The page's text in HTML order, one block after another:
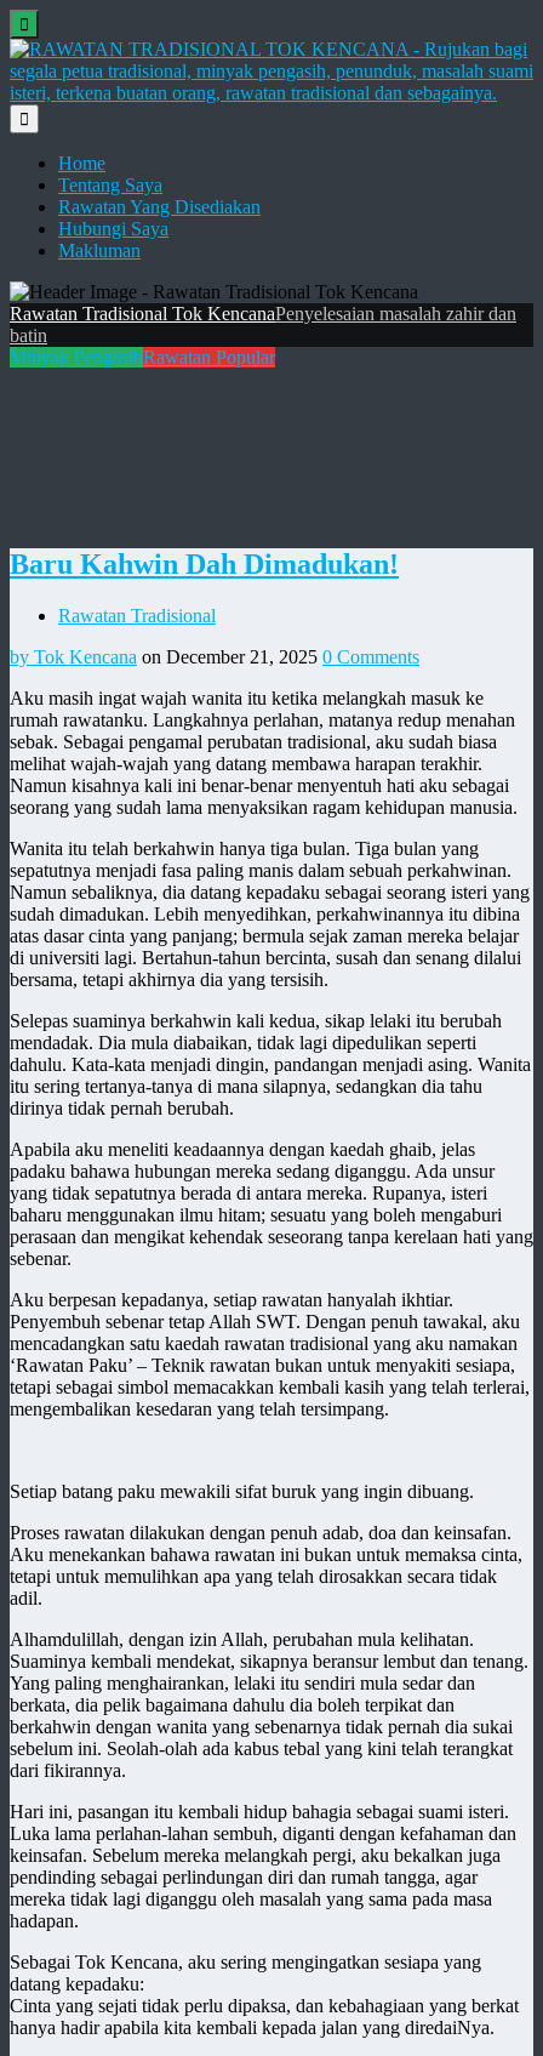
Home
Tentang Saya
Rawatan Yang Disediakan
Hubungi Saya
Makluman
Rawatan Tradisional Tok KencanaPenyelesaian masalah zahir dan
batin
Minyak PengasihRawatan Popular
Baru Kahwin Dah Dimadukan!
Rawatan Tradisional
by Tok Kencana on December 21, 2025 0 Comments
Aku masih ingat wajah wanita itu ketika melangkah masuk ke
rumah rawatanku. Langkahnya perlahan, matanya redup menahan
sebak. Sebagai pengamal perubatan tradisional, aku sudah biasa
melihat wajah-wajah yang datang membawa harapan terakhir.
Namun kisahnya kali ini benar-benar menyentuh hati aku sebagai
seorang yang sudah lama menyaksikan ragam kehidupan manusia.
Wanita itu telah berkahwin hanya tiga bulan. Tiga bulan yang
sepatutnya menjadi fasa paling manis dalam sebuah perkahwinan.
Namun sebaliknya, dia datang kepadaku sebagai seorang isteri yang
sudah dimadukan. Lebih menyedihkan, perkahwinannya itu dibina
atas dasar cinta yang panjang; bermula sejak zaman mereka belajar
di universiti lagi. Bertahun-tahun bercinta, susah dan senang dilalui
bersama, tetapi akhirnya dia yang tersisih.
Selepas suaminya berkahwin kali kedua, sikap lelaki itu berubah
mendadak. Dia mula diabaikan, tidak lagi dipedulikan seperti
dahulu. Kata-kata menjadi dingin, pandangan menjadi asing. Wanita
itu sering tertanya-tanya di mana silapnya, sedangkan dia tahu
dirinya tidak pernah berubah.
Apabila aku meneliti keadaannya dengan kaedah ghaib, jelas
padaku bahawa hubungan mereka sedang diganggu. Ada unsur
yang tidak sepatutnya berada di antara mereka. Rupanya, isteri
baharu menggunakan ilmu hitam; sesuatu yang boleh mengaburi
perasaan dan mengikat kehendak seseorang tanpa kerelaan hati yang
sebenar.
Aku berpesan kepadanya, setiap rawatan hanyalah ikhtiar.
Penyembuh sebenar tetap Allah SWT. Dengan penuh tawakal, aku
mencadangkan satu kaedah rawatan tradisional yang aku namakan
‘Rawatan Paku’ – Teknik rawatan bukan untuk menyakiti sesiapa,
tetapi sebagai simbol memacakkan kembali kasih yang telah terlerai,
mengembalikan kesedaran yang telah tersimpang.
Setiap batang paku mewakili sifat buruk yang ingin dibuang.
Proses rawatan dilakukan dengan penuh adab, doa dan keinsafan.
Aku menekankan bahawa rawatan ini bukan untuk memaksa cinta,
tetapi untuk memulihkan apa yang telah dirosakkan secara tidak
adil.
Alhamdulillah, dengan izin Allah, perubahan mula kelihatan.
Suaminya kembali mendekat, sikapnya beransur lembut dan tenang.
Yang paling menghairankan, lelaki itu sendiri mula sedar dan
berkata, dia pelik bagaimana dahulu dia boleh terpikat dan
berkahwin dengan wanita yang sebenarnya tidak pernah dia sukai
sebelum ini. Seolah-olah ada kabus tebal yang kini telah terangkat
dari fikirannya.
Hari ini, pasangan itu kembali hidup bahagia sebagai suami isteri.
Luka lama perlahan-lahan sembuh, diganti dengan kefahaman dan
keinsafan. Sebelum mereka melangkah pergi, aku bekalkan juga
pendinding sebagai perlindungan diri dan rumah tangga, agar
mereka tidak lagi diganggu oleh masalah yang sama pada masa
hadapan.
Sebagai Tok Kencana, aku sering mengingatkan sesiapa yang
datang kepadaku:
Cinta yang sejati tidak perlu dipaksa, dan kebahagiaan yang berkat
hanya hadir apabila kita kembali kepada jalan yang diredaiNya.